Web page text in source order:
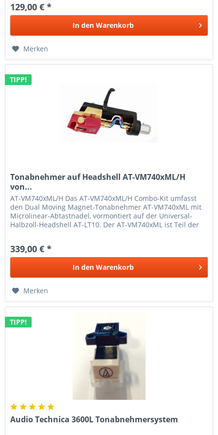
129,00 € *
In den Warenkorb
Merken
TIPP!
Tonabnehmer auf Headshell AT-VM740xML/H
von...
AT-VM740xML/H Das AT-VM740xML/H Combo-Kit umfasst
den Dual Moving Magnet-Tonabnehmer AT-VM740xML mit
Microlinear-Abtastnadel, vormontiert auf der Universal-
Halbzoll-Headshell AT-LT10. Der AT-VM740xML ist Teil der
339,00 € *
In den Warenkorb
Merken
TIPP!
Audio Technica 3600L Tonabnehmersystem